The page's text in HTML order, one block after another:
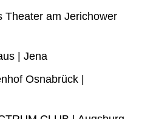
Theater am Jerichower
| Jena
Osnabrück |